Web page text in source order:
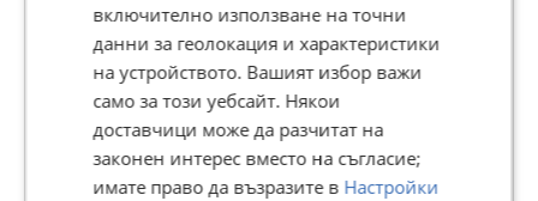
SK Parts
В Bazar.BG от 12 ноември 2012г.
Последно активен днес в 09:10 ч.
Телефон(и):0885391339
включително използване на точни
данни за геолокация и характеристики
на устройството. Вашият избор важи
само за този уебсайт. Някои
доставчици може да разчитат на
законен интерес вместо на съгласие;
имате право да възразите в Настройки